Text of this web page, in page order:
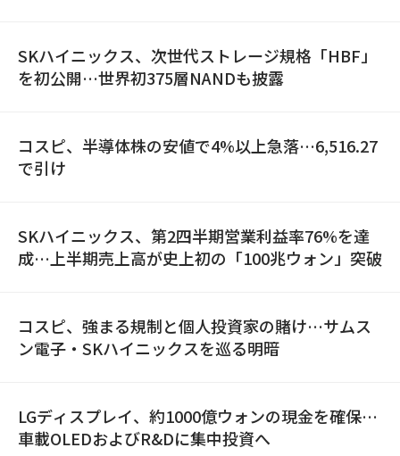
SKハイニックス、次世代ストレージ規格「HBF」
を初公開…世界初375層NANDも披露
コスピ、半導体株の安値で4%以上急落…6,516.27
で引け
SKハイニックス、第2四半期営業利益率76%を達
成…上半期売上高が史上初の「100兆ウォン」突破
コスピ、強まる規制と個人投資家の賭け…サムス
ン電子・SKハイニックスを巡る明暗
LGディスプレイ、約1000億ウォンの現金を確保…
車載OLEDおよびR&Dに集中投資へ